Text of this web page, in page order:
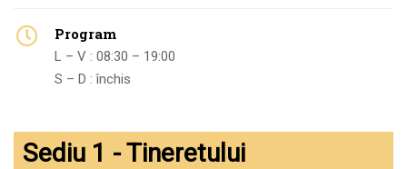
Program
L – V : 08:30 – 19:00
S – D : închis
Sediu 1 - Tineretului